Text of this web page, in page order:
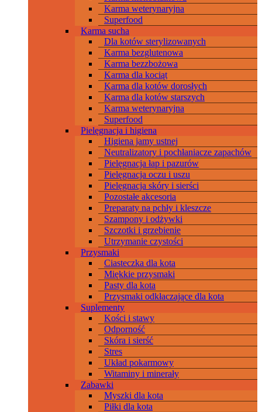
Karma weterynaryjna
Superfood
Karma sucha
Dla kotów sterylizowanych
Karma bezglutenowa
Karma bezzbożowa
Karma dla kociąt
Karma dla kotów dorosłych
Karma dla kotów starszych
Karma weterynaryjna
Superfood
Pielęgnacja i higiena
Higiena jamy ustnej
Neutralizatory i pochłaniacze zapachów
Pielęgnacja łap i pazurów
Pielęgnacja oczu i uszu
Pielęgnacja skóry i sierści
Pozostałe akcesoria
Preparaty na pchły i kleszcze
Szampony i odżywki
Szczotki i grzebienie
Utrzymanie czystości
Przysmaki
Ciasteczka dla kota
Miękkie przysmaki
Pasty dla kota
Przysmaki odkłaczające dla kota
Suplementy
Kości i stawy
Odporność
Skóra i sierść
Stres
Układ pokarmowy
Witaminy i minerały
Zabawki
Myszki dla kota
Piłki dla kota